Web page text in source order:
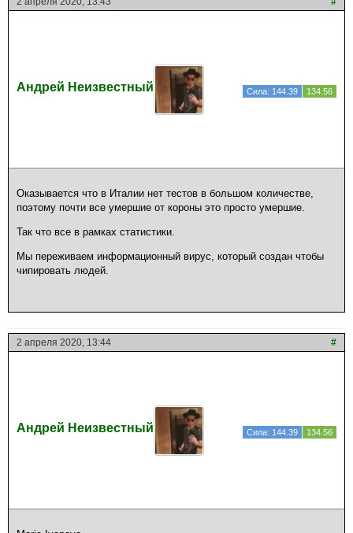
Андрей Неизвестный Сила: 144.39 134.56
Оказывается что в Италии нет тестов в большом количестве,
поэтому почти все умершие от короны это просто умершие.
Так что все в рамках статистики.
Мы переживаем информационный вирус, который создан чтобы
чипировать людей.
2 апреля 2020, 13:44 #
Андрей Неизвестный Сила: 144.39 134.56